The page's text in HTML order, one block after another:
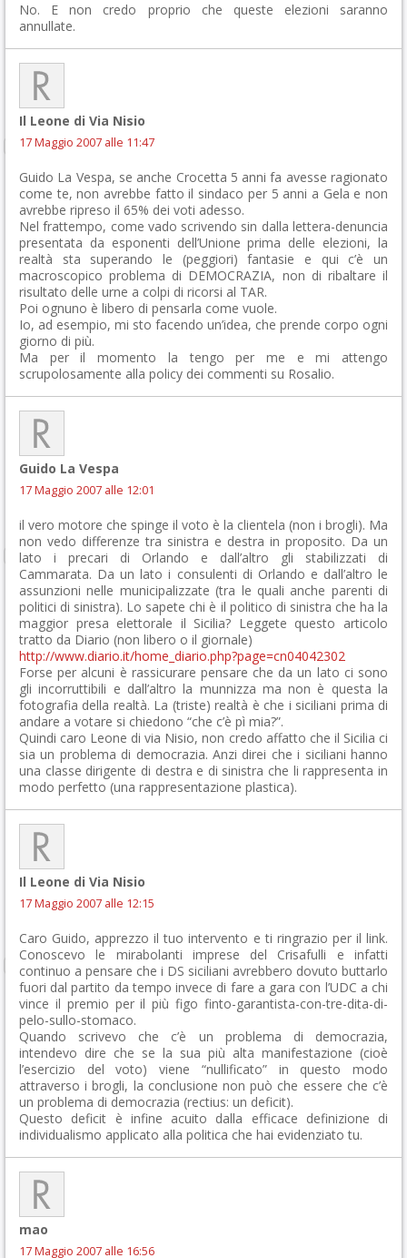
No. E non credo proprio che queste elezioni saranno
annullate.
Il Leone di Via Nisio
17 Maggio 2007 alle 11:47
Guido La Vespa, se anche Crocetta 5 anni fa avesse ragionato
come te, non avrebbe fatto il sindaco per 5 anni a Gela e non
avrebbe ripreso il 65% dei voti adesso.
Nel frattempo, come vado scrivendo sin dalla lettera-denuncia
presentata da esponenti dell’Unione prima delle elezioni, la
realtà sta superando le (peggiori) fantasie e qui c’è un
macroscopico problema di DEMOCRAZIA, non di ribaltare il
risultato delle urne a colpi di ricorsi al TAR.
Poi ognuno è libero di pensarla come vuole.
Io, ad esempio, mi sto facendo un’idea, che prende corpo ogni
giorno di più.
Ma per il momento la tengo per me e mi attengo
scrupolosamente alla policy dei commenti su Rosalio.
Guido La Vespa
17 Maggio 2007 alle 12:01
il vero motore che spinge il voto è la clientela (non i brogli). Ma
non vedo differenze tra sinistra e destra in proposito. Da un
lato i precari di Orlando e dall’altro gli stabilizzati di
Cammarata. Da un lato i consulenti di Orlando e dall’altro le
assunzioni nelle municipalizzate (tra le quali anche parenti di
politici di sinistra). Lo sapete chi è il politico di sinistra che ha la
maggior presa elettorale il Sicilia? Leggete questo articolo
tratto da Diario (non libero o il giornale)
http://www.diario.it/home_diario.php?page=cn04042302
Forse per alcuni è rassicurare pensare che da un lato ci sono
gli incorruttibili e dall’altro la munnizza ma non è questa la
fotografia della realtà. La (triste) realtà è che i siciliani prima di
andare a votare si chiedono “che c’è pì mia?”.
Quindi caro Leone di via Nisio, non credo affatto che il Sicilia ci
sia un problema di democrazia. Anzi direi che i siciliani hanno
una classe dirigente di destra e di sinistra che li rappresenta in
modo perfetto (una rappresentazione plastica).
Il Leone di Via Nisio
17 Maggio 2007 alle 12:15
Caro Guido, apprezzo il tuo intervento e ti ringrazio per il link.
Conoscevo le mirabolanti imprese del Crisafulli e infatti
continuo a pensare che i DS siciliani avrebbero dovuto buttarlo
fuori dal partito da tempo invece di fare a gara con l’UDC a chi
vince il premio per il più figo finto-garantista-con-tre-dita-di-
pelo-sullo-stomaco.
Quando scrivevo che c’è un problema di democrazia,
intendevo dire che se la sua più alta manifestazione (cioè
l’esercizio del voto) viene “nullificato” in questo modo
attraverso i brogli, la conclusione non può che essere che c’è
un problema di democrazia (rectius: un deficit).
Questo deficit è infine acuito dalla efficace definizione di
individualismo applicato alla politica che hai evidenziato tu.
mao
17 Maggio 2007 alle 16:56